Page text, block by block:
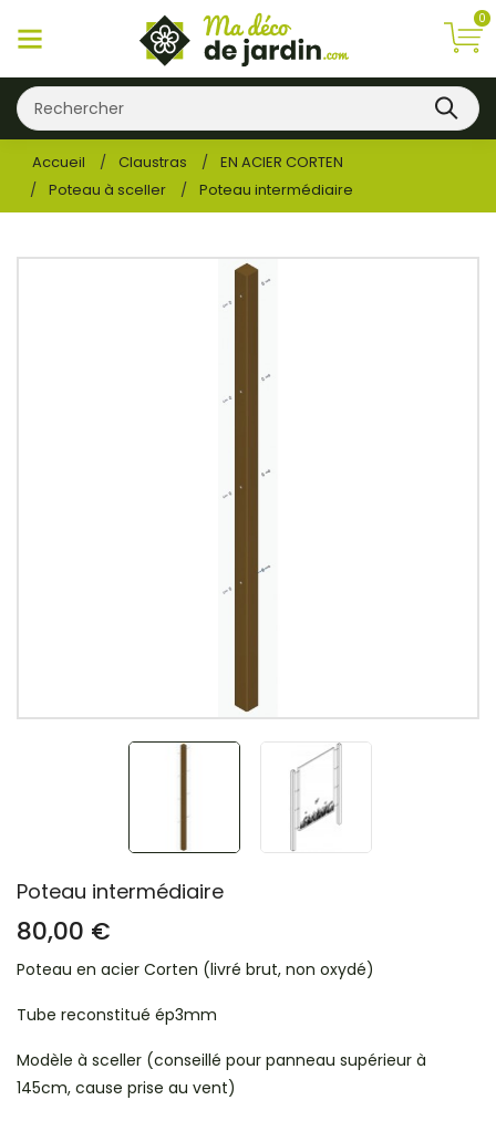
0
Accueil Claustras
EN ACIER CORTEN
Poteau à sceller
Poteau intermédiaire
Poteau intermédiaire
80,00 €
Poteau en acier Corten (livré brut, non oxydé)
Tube reconstitué ép3mm
Modèle à sceller (conseillé pour panneau supérieur à
145cm, cause prise au vent)